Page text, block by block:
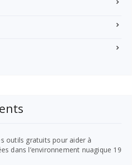
outils gratuits pour aider à
dans l’environnement nuagique 19